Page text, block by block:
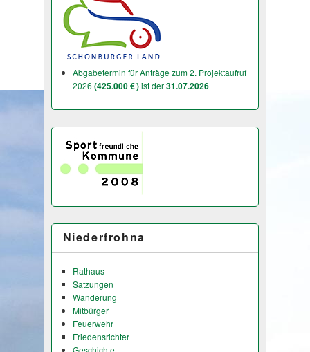
Abgabetermin für Anträge zum 2. Projektaufruf
2026 (425.000 € )ist der31.07.2026
Niederfrohna
Rathaus
Satzungen
Wanderung
Mitbürger
Feuerwehr
Friedensrichter